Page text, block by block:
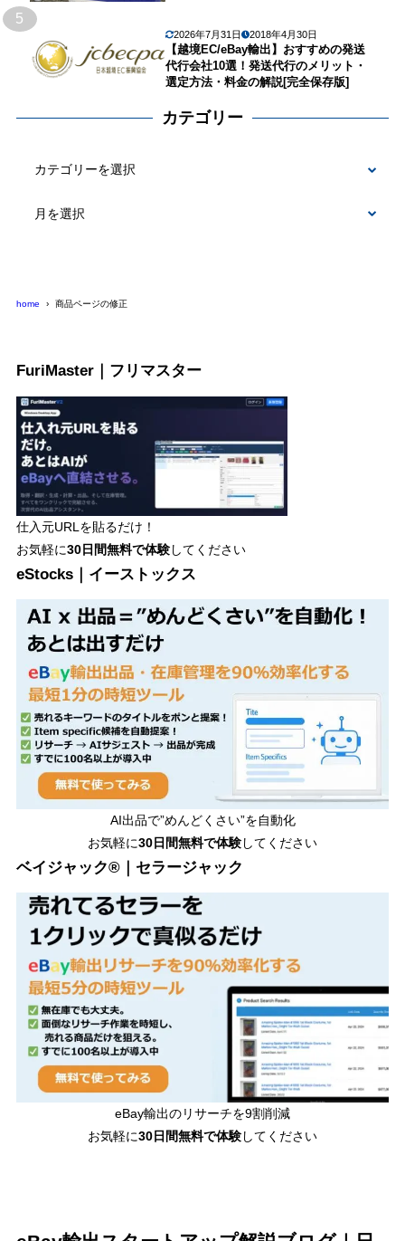
5
2026年7月31日 2018年4月30日
【越境EC/eBay輸出】おすすめの発送
代行会社10選！発送代行のメリット・
選定方法・料金の解説[完全保存版]
カテゴリー
home 商品ページの修正
FuriMaster｜フリマスター
仕入元URLを貼るだけ！
お気軽に30日間無料で体験してください
eStocks｜イーストックス
AI出品で”めんどくさい”を自動化
お気軽に30日間無料で体験してください
ベイジャック®｜セラージャック
eBay輸出のリサーチを9割削減
お気軽に30日間無料で体験してください